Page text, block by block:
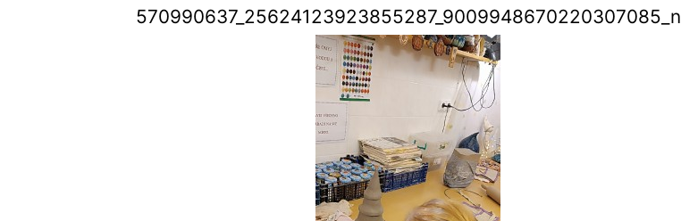
570990637_25624123923855287_9009948670220307085_n